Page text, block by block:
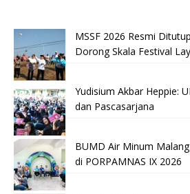
MSSF 2026 Resmi
Dorong Skala Festival
Yudisium Akbar Heppie:
dan Pascasarjana
BUMD Air Minum
di PORPAMNAS IX 2026